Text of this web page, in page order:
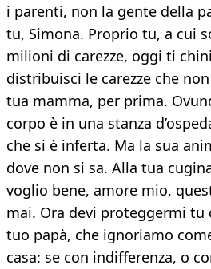
i parenti, non la gente della
tu, Simona. Proprio tu, a cui
milioni di carezze, oggi ti
distribuisci le carezze che
tua mamma, per prima.
corpo è in una stanza
che si è inferta. Ma la sua
dove non si sa. Alla tua
voglio bene, amore mio,
mai. Ora devi proteggermi tu
tuo papà, che ignoriamo
casa: se con indifferenza, o